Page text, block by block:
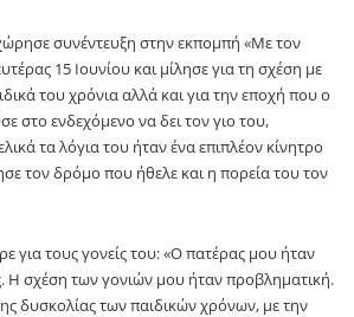
συνέντευξη στην εκπομπή «Με τον
15 Ιουνίου και μίλησε για τη σχέση με
του χρόνια αλλά και για την εποχή που ο
στο ενδεχόμενο να δει τον γιο του,
τα λόγια του ήταν ένα επιπλέον κίνητρο
τον δρόμο που ήθελε και η πορεία του τον
για τους γονείς του: «Ο πατέρας μου ήταν
Η σχέση των γονιών μου ήταν προβληματική.
δυσκολίας των παιδικών χρόνων, με την